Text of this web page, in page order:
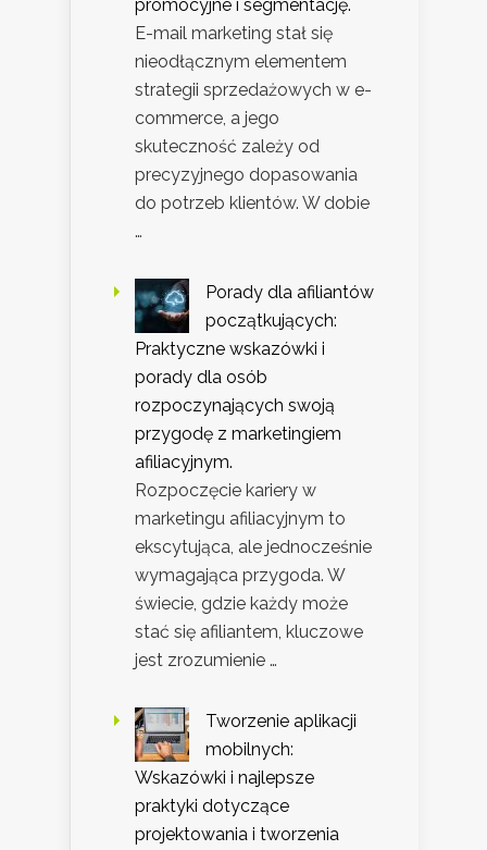
promocyjne i segmentację.
E-mail marketing stał się
nieodłącznym elementem
strategii sprzedażowych w e-
commerce, a jego
skuteczność zależy od
precyzyjnego dopasowania
do potrzeb klientów. W dobie
…
Porady dla afiliantów
początkujących:
Praktyczne wskazówki i
porady dla osób
rozpoczynających swoją
przygodę z marketingiem
afiliacyjnym.
Rozpoczęcie kariery w
marketingu afiliacyjnym to
ekscytująca, ale jednocześnie
wymagająca przygoda. W
świecie, gdzie każdy może
stać się afiliantem, kluczowe
jest zrozumienie …
Tworzenie aplikacji
mobilnych:
Wskazówki i najlepsze
praktyki dotyczące
projektowania i tworzenia